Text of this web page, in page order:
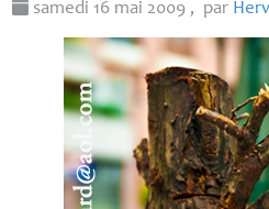
samedi 16 mai 2009 , par